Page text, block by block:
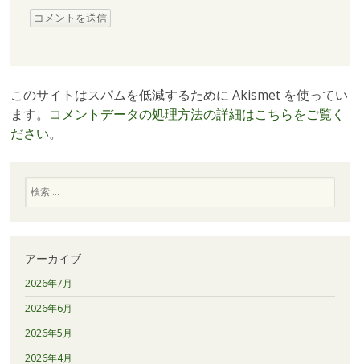
このサイトはスパムを低減するために Akismet を使ってい
ます。 コメントデータの処理方法の詳細はこちらをご覧く
ださい。
索
アーカイブ
2026年7月
2026年6月
2026年5月
2026年4月